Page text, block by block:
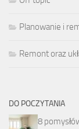
Planowanie i
Remont oraz
DO POCZYTANIA
8